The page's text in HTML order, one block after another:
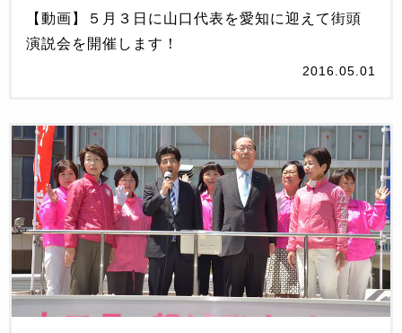
【動画】５月３日に山口代表を愛知に迎えて街頭
演説会を開催します！
2016.05.01